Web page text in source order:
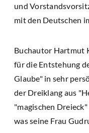
und
mit den Deutschen
Buchautor Hartmut
für die Entstehung
Glaube" in sehr
der Dreiklang aus
"magischen Dreieck"
was seine Frau